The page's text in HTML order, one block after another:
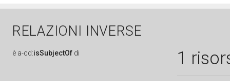
RELAZIONI INVERSE
è a-cd:isSubjectOf di 1